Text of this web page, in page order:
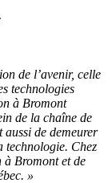
de l’avenir, celle
technologies
à Bromont
de la chaîne de
de demeurer
technologie. Chez
à Bromont et de
»